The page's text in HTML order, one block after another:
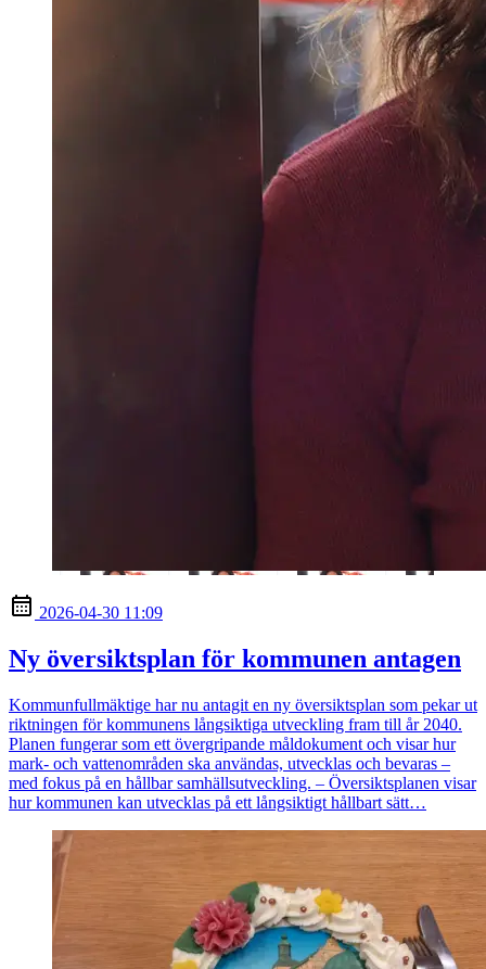
2026-04-30 11:09
Ny översiktsplan för kommunen antagen
Kommunfullmäktige har nu antagit en ny översiktsplan som pekar ut
riktningen för kommunens långsiktiga utveckling fram till år 2040.
Planen fungerar som ett övergripande måldokument och visar hur
mark- och vattenområden ska användas, utvecklas och bevaras –
med fokus på en hållbar samhällsutveckling. – Översiktsplanen visar
hur kommunen kan utvecklas på ett långsiktigt hållbart sätt…